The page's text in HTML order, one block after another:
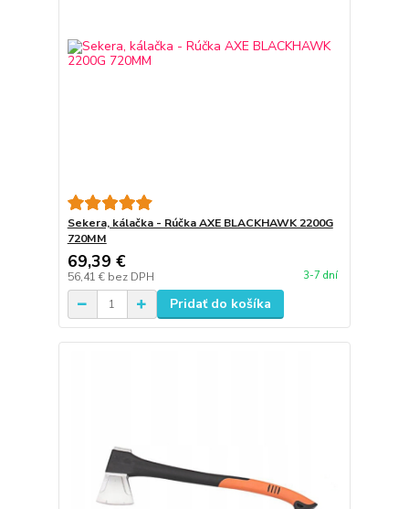
Sekera, kálačka - Rúčka AXE BLACKHAWK 2200G
720MM
69,39 €
56,41 € bez DPH 3-7 dní
Pridať do košíka